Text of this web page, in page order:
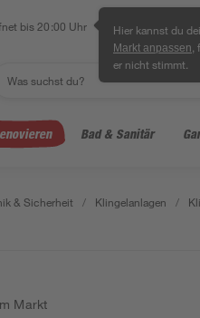
bis 20:00 Uhr Hier kannst du
Markt anpassen
er nicht stimmt.
Bad & Sanitär
& Sicherheit / Klingelanlagen /
Markt